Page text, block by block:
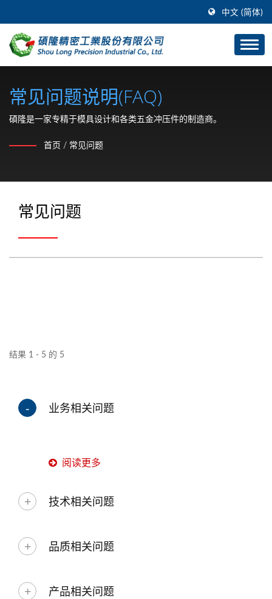
中文 (简体)
常见问题说明(FAQ)
碩隆是一家专精于模具设计和各类五金冲压件的制造商。
首页 / 常见问题
常见问题
结果 1 - 5 的 5
业务相关问题
阅读更多
技术相关问题
品质相关问题
产品相关问题